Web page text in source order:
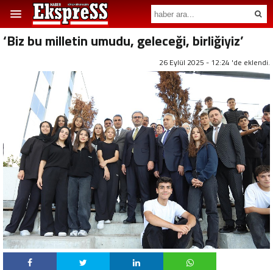
‘Biz bu milletin umudu, geleceği, birliğiyiz’
26 Eylül 2025 - 12:24 'de eklendi.